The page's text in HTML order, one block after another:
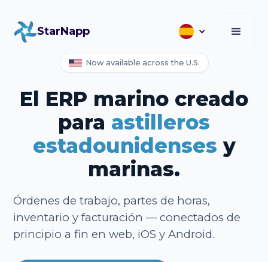
StarNapp
Now available across the U.S.
El ERP marino creado
para astilleros
estadounidenses y
marinas.
Órdenes de trabajo, partes de horas,
inventario y facturación — conectados de
principio a fin en web, iOS y Android.